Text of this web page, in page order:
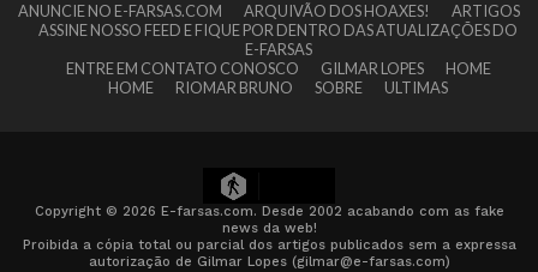
ANUNCIE NO E-FARSAS.COM ARQUIVÃO DOS HOAXES!
ARTIGOS
ASSINE NOSSO FEED E FIQUE POR DENTRO DAS ATUALIZAÇÕES DO
E-FARSAS
ENTRE EM CONTATO CONOSCO
GILMAR LOPES
HOME
HOME
RIOMAR BRUNO SOBRE ULTIMAS
Copyright © 2026 E-farsas.com. Desde 2002 acabando com as fake
news da web!
Proibida a cópia total ou parcial dos artigos publicados sem a expressa
autorização de Gilmar Lopes (gilmar@e-farsas.com)